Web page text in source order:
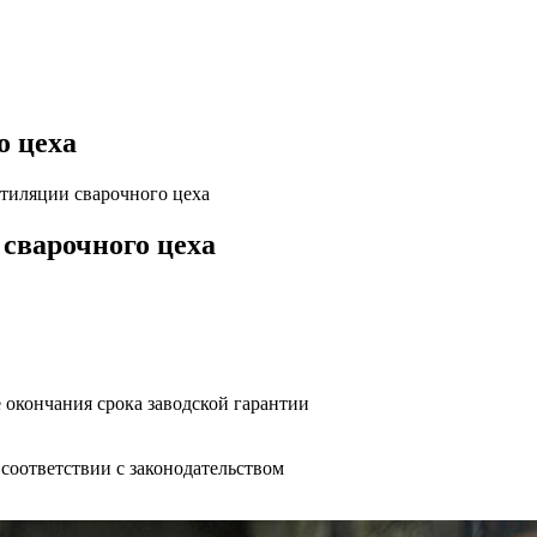
цеха
сварочного цеха
цеха
срока заводской гарантии
с законодательством